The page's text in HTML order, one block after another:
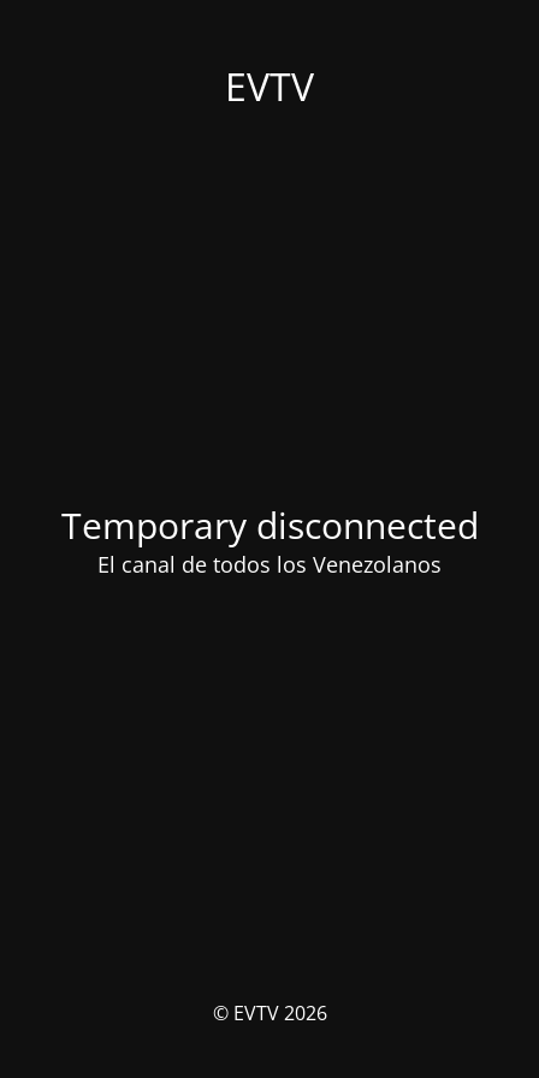
EVTV
Temporary disconnected
El canal de todos los Venezolanos
© EVTV 2026